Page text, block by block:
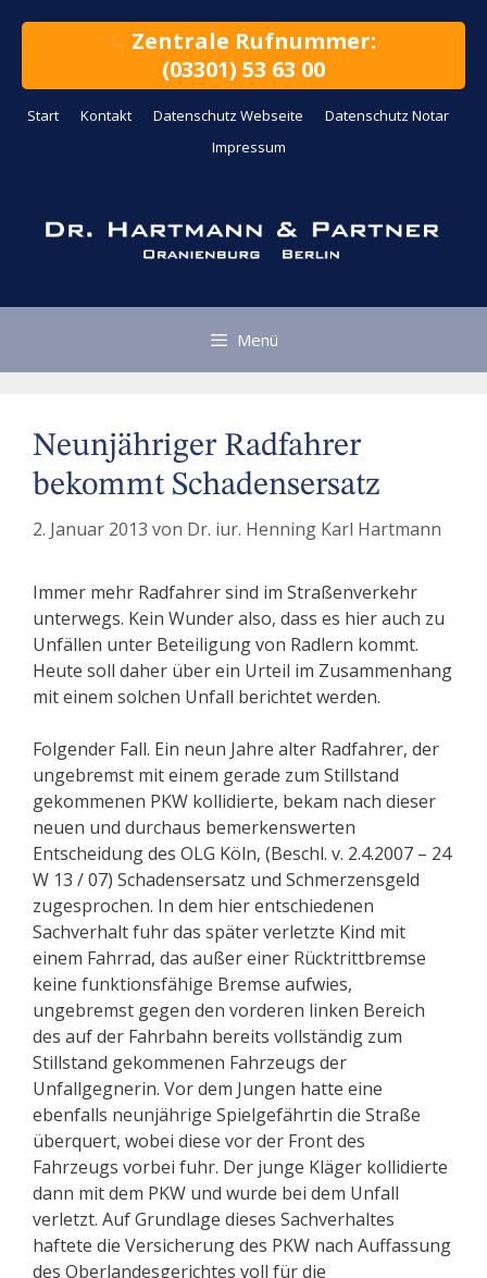
Zentrale Rufnummer:
(03301) 53 63 00
Start Kontakt Datenschutz Webseite
Datenschutz Notar
Impressum
Menü
Neunjähriger Radfahrer
bekommt Schadensersatz
2. Januar 2013 von Dr. iur. Henning Karl Hartmann
Immer mehr Radfahrer sind im Straßenverkehr
unterwegs. Kein Wunder also, dass es hier auch zu
Unfällen unter Beteiligung von Radlern kommt.
Heute soll daher über ein Urteil im Zusammenhang
mit einem solchen Unfall berichtet werden.
Folgender Fall. Ein neun Jahre alter Radfahrer, der
ungebremst mit einem gerade zum Stillstand
gekommenen PKW kollidierte, bekam nach dieser
neuen und durchaus bemerkenswerten
Entscheidung des OLG Köln, (Beschl. v. 2.4.2007 – 24
W 13 / 07) Schadensersatz und Schmerzensgeld
zugesprochen. In dem hier entschiedenen
Sachverhalt fuhr das später verletzte Kind mit
einem Fahrrad, das außer einer Rücktrittbremse
keine funktionsfähige Bremse aufwies,
ungebremst gegen den vorderen linken Bereich
des auf der Fahrbahn bereits vollständig zum
Stillstand gekommenen Fahrzeugs der
Unfallgegnerin. Vor dem Jungen hatte eine
ebenfalls neunjährige Spielgefährtin die Straße
überquert, wobei diese vor der Front des
Fahrzeugs vorbei fuhr. Der junge Kläger kollidierte
dann mit dem PKW und wurde bei dem Unfall
verletzt. Auf Grundlage dieses Sachverhaltes
haftete die Versicherung des PKW nach Auffassung
des Oberlandesgerichtes voll für die